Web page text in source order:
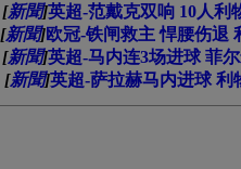
[新聞]英超-范戴克双响 10人利
[新聞]欧冠-铁闸救主 悍腰伤退
[新聞]英超-马内连3场进球 菲
[新聞]英超-萨拉赫马内进球 利